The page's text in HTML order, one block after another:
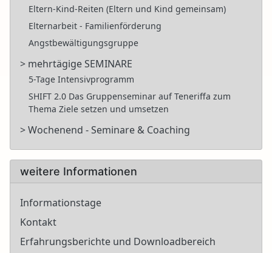
Eltern-Kind-Reiten (Eltern und Kind gemeinsam)
Elternarbeit - Familienförderung
Angstbewältigungsgruppe
> mehrtägige SEMINARE
5-Tage Intensivprogramm
SHIFT 2.0 Das Gruppenseminar auf Teneriffa zum
Thema Ziele setzen und umsetzen
> Wochenend - Seminare & Coaching
weitere Informationen
Informationstage
Kontakt
Erfahrungsberichte und Downloadbereich